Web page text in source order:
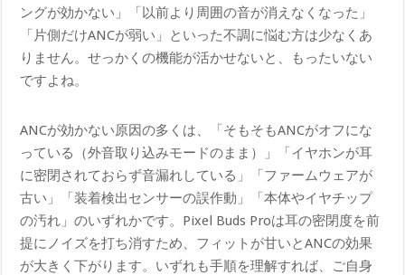
ングが効かない」「以前より周囲の音が消えなくなった」
「片側だけANCが弱い」といった不調に悩む方は少なくあ
りません。せっかくの機能が活かせないと、もったいない
ですよね。
ANCが効かない原因の多くは、「そもそもANCがオフにな
っている（外音取り込みモードのまま）」「イヤホンが耳
に密閉されておらず音漏れしている」「ファームウェアが
古い」「装着検出センサーの誤作動」「本体やイヤチップ
の汚れ」のいずれかです。Pixel Buds Proは耳の密閉度を前
提にノイズを打ち消すため、フィットが甘いとANCの効果
が大きく下がります。いずれも手順を理解すれば、ご自身